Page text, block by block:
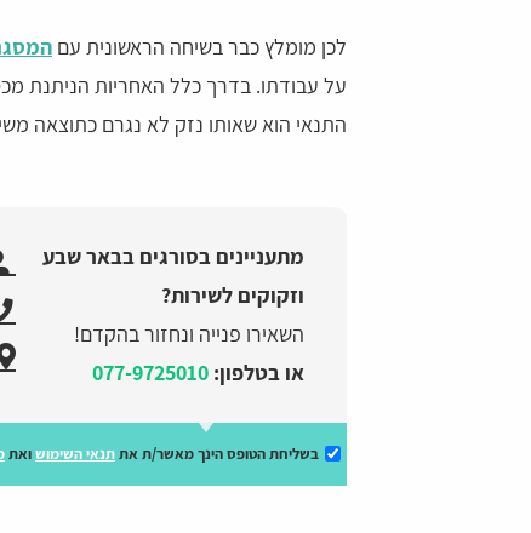
לכן מומלץ כבר בשיחה הראשונית עם
על עבודתו. בדרך כלל האחריות הניתנת
התנאי הוא שאותו נזק לא נגרם כתוצאה
מתעניינים בסורגים בבאר שבע
וזקוקים לשירות?
השאירו פנייה ונחזור בהקדם!
או בטלפון: 077-9725010
בשליחת הטופס הינך מאשר/ת אתתנאי השימושואת